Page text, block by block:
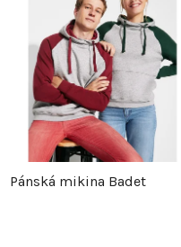
Pánská mikina Badet